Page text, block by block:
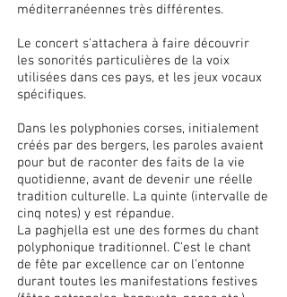
méditerranéennes très différentes.
Le concert s'attachera à faire découvrir
les sonorités particulières de la voix
utilisées dans ces pays, et les jeux vocaux
spécifiques.
Dans les polyphonies corses, initialement
créés par des bergers, les paroles avaient
pour but de raconter des faits de la vie
quotidienne, avant de devenir une réelle
tradition culturelle. La quinte (intervalle de
cinq notes) y est répandue.
La paghjella est une des formes du chant
polyphonique traditionnel. C’est le chant
de fête par excellence car on l’entonne
durant toutes les manifestations festives